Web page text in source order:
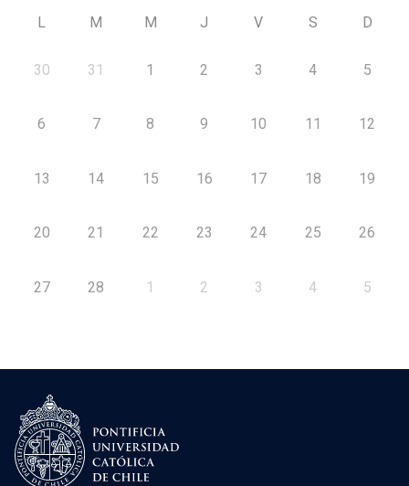
L M M J V S D
30 31 1 2 3 4 5
6 7 8 9 10 11 12
13 14 15 16 17 18 19
20 21 22 23 24 25 26
27 28 1 2 3 4 5